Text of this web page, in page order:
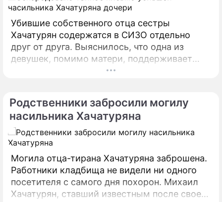
Убившие собственного отца сестры
Хачатурян содержатся в СИЗО отдельно
друг от друга. Выяснилось, что одна из
девушек, помимо матери, поддерживает
связь с молодым человеком из своей
убийстве.
Родственники забросили могилу
насильника Хачатуряна
Могила отца-тирана Хачатуряна заброшена.
Работники кладбища не видели ни одного
посетителя с самого дня похорон. Михаил
Хачатурян, ставший известным после своей